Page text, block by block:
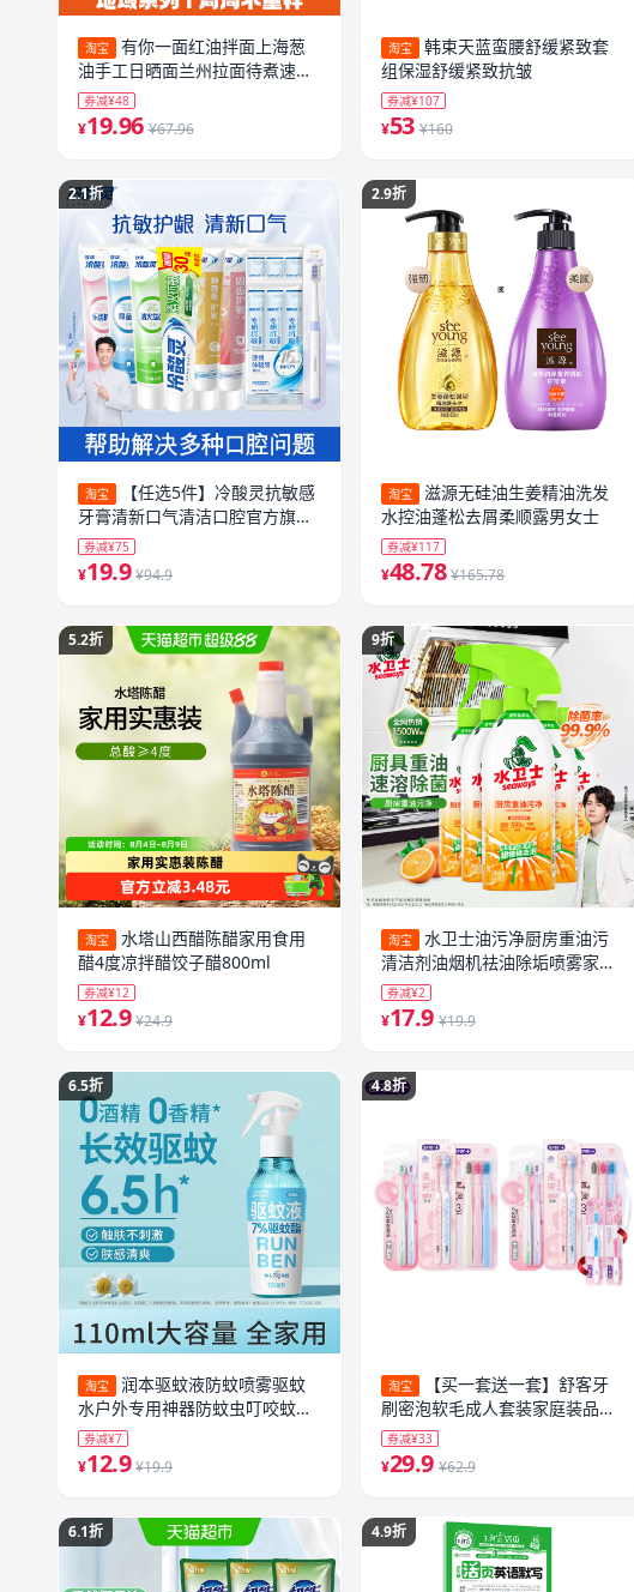
淘宝
有你一面红油拌面上海葱
油手工日晒面兰州拉面待煮速食
方便面
券减¥48
¥19.96 ¥67.96
2.1折
淘宝
【任选5件】冷酸灵抗敏感
牙膏清新口气清洁口腔官方旗舰
店券减¥75
¥19.9 ¥94.9
5.2折
淘宝
水塔山西醋陈醋家用食用
醋4度凉拌醋饺子醋800ml
券减¥12
¥12.9 ¥24.9
6.5折
淘宝
润本驱蚊液防蚊喷雾驱蚊
水户外专用神器防蚊虫叮咬蚊怕
水花露水
券减¥7
¥12.9 ¥19.9
6.1折
淘宝
韩束天蓝蛮腰舒缓紧致套
组保湿舒缓紧致抗皱
券减¥107
¥53 ¥160
2.9折
淘宝
滋源无硅油生姜精油洗发
水控油蓬松去屑柔顺露男女士
券减¥117
¥48.78 ¥165.78
9折
淘宝
水卫士油污净厨房重油污
清洁剂油烟机祛油除垢喷雾家用
清洁
券减¥2
¥17.9 ¥19.9
4.8折
淘宝
【买一套送一套】舒客牙
刷密泡软毛成人套装家庭装品牌
官方旗舰店
券减¥33
¥29.9 ¥62.9
4.9折